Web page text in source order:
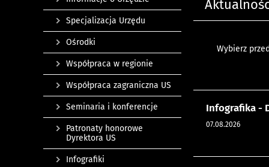
Wybierz
Infografika -
07.08.2026
Specjalizacja Urzędu
Ośrodki
Współpraca w regionie
Współpraca zagraniczna US
Seminaria i konferencje
Patronaty honorowe
Dyrektora US
Infografiki